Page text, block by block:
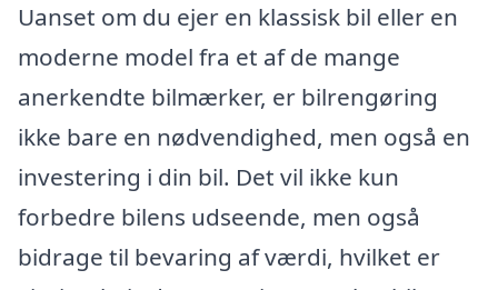
Uanset om du ejer en klassisk bil eller en
moderne model fra et af de mange
anerkendte bilmærker, er bilrengøring
ikke bare en nødvendighed, men også en
investering i din bil. Det vil ikke kun
forbedre bilens udseende, men også
bidrage til bevaring af værdi, hvilket er